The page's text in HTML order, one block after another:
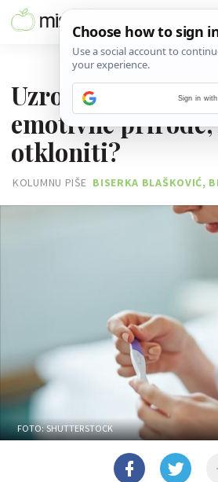
Uzroci neplodnosti
emotivne
otkloniti?
KOLUMNU PIŠE BISERKA BLAŠKOVIĆ,
FOTO: SHUTTERSTOCK
Sign in